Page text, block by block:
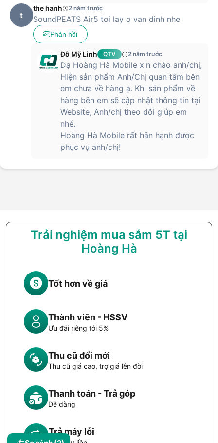
hệ thống của Hoàng Hà Mobile với mức giá cực kỳ ưu đãi,
phù hợp với túi tiền và đáp ứng nhu cầu của đông đảo người
dùng.
Mua tai nghe Bluetooth SoundPEATS Air
5 chính hãng tại Hoàng Hà
Nếu bạn đang cân nhắc sở hữu một chiếc tai nghe có thiết
kế đẹp và tích hợp nhiều công nghệ hiện đại để mang đến
một tầng âm thanh tuyệt vời, thì đừng bỏ qua SoundPEATS
Air 5 đang được bày bán tại Hoàng Hà Mobile.
Mua sắm tại Hoàng Hà Mobile ngay hôm nay để không bỏ lỡ
những chương trình ưu đãi và khuyến mãi hấp dẫn. Đồng
thời, khách hàng sẽ được đảm bảo về chất lượng sản phẩm
với chương trình bảo hành chính hãng và chính sách đổi trả
t
the hanh 2 năm trước
SoundPEATS Air5 toi lay o van dinh nhe
Phản hồi
Đỗ Mỹ Linh QTV 2 năm trước
Dạ Hoàng Hà Mobile xin chào anh/chị,
Hiện sản phẩm Anh/Chị quan tâm bên
em chưa về hàng ạ. Khi sản phẩm về
hàng bên em sẽ cập nhật thông tin tại
Website, Anh/chị theo dõi giúp em
nhé.
Hoàng Hà Mobile rất hân hạnh được
phục vụ anh/chị!
Trải nghiệm mua sắm 5T tại
Hoàng Hà
Tốt hơn về giá
Thành viên - HSSV
Ưu đãi riêng tới 5%
Thu cũ đổi mới
Thu cũ giá cao, trợ giá lên đời
Thanh toán - Trả góp
Dễ dàng
Trả máy lỗi